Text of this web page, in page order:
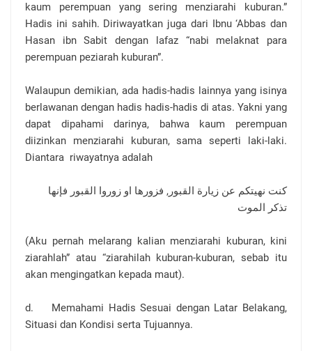
kaum perempuan yang sering menziarahi kuburan.”
Hadis ini sahih. Diriwayatkan juga dari Ibnu ‘Abbas dan
Hasan ibn Sabit dengan lafaz “nabi melaknat para
perempuan peziarah kuburan”.
Walaupun demikian, ada hadis-hadis lainnya yang isinya
berlawanan dengan hadis hadis-hadis di atas. Yakni yang
dapat dipahami darinya, bahwa kaum perempuan
diizinkan menziarahi kuburan, sama seperti laki-laki.
Diantara riwayatnya adalah
تذكر الموت
(Aku pernah melarang kalian menziarahi kuburan, kini
ziarahlah” atau “ziarahilah kuburan-kuburan, sebab itu
akan mengingatkan kepada maut).
d. Memahami Hadis Sesuai dengan Latar Belakang,
Situasi dan Kondisi serta Tujuannya.